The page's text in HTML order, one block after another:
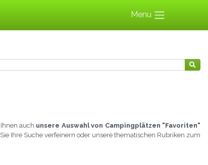
Menu
auch unsere Auswahl von Campingplätzen "Favoriten"
Ihre Suche verfeinern oder unsere thematischen Rubriken zum